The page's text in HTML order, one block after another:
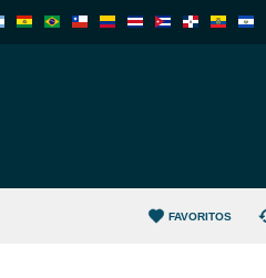
FAVORITOS